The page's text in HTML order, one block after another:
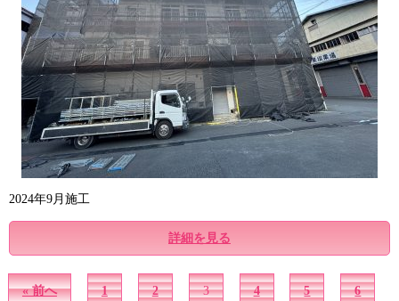
2024年9月施工
詳細を見る
« 前へ 1 2 3 4 5 6